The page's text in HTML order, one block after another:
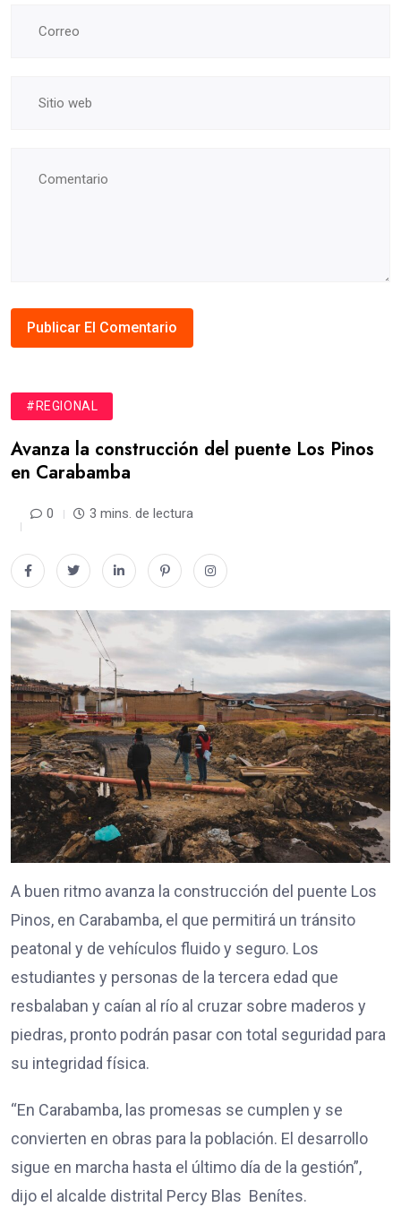
#REGIONAL
Avanza la construcción del puente Los Pinos
en Carabamba
0 3 mins. de lectura
A buen ritmo avanza la construcción del puente Los
Pinos, en Carabamba, el que permitirá un tránsito
peatonal y de vehículos fluido y seguro. Los
estudiantes y personas de la tercera edad que
resbalaban y caían al río al cruzar sobre maderos y
piedras, pronto podrán pasar con total seguridad para
su integridad física.
“En Carabamba, las promesas se cumplen y se
convierten en obras para la población. El desarrollo
sigue en marcha hasta el último día de la gestión”,
dijo el alcalde distrital Percy Blas Benítes.